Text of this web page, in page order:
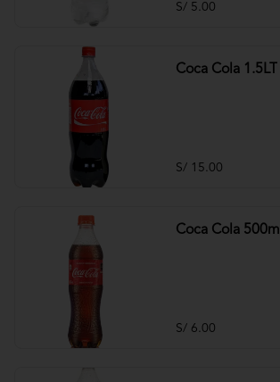
S/ 5.00
Coca Cola 1.5LT
S/ 15.00
Coca Cola 500ml
S/ 6.00